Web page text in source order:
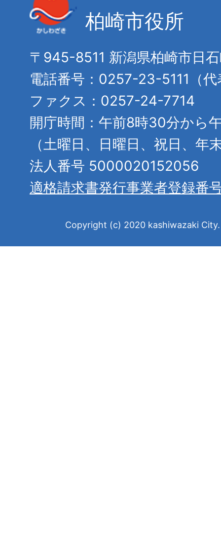
柏崎市役所
〒945-8511 新潟県柏崎市日
電話番号：0257-23-5111（代
ファクス：0257-24-7714
開庁時間：午前8時30分から
（土曜日、日曜日、祝日、年
法人番号 5000020152056
適格請求書発行事業者登録番
Copyright (c) 2020 kashiwazaki